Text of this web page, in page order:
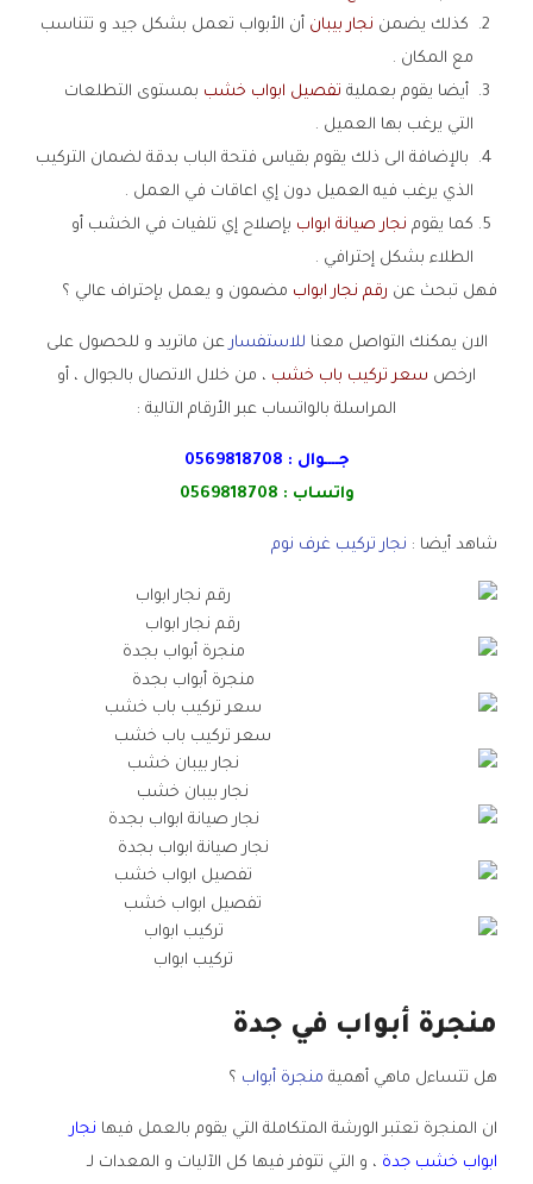
كذلك يضمن نجار بيبان أن الأبواب تعمل بشكل جيد و تتناسب
مع المكان .
أيضا يقوم بعملية تفصيل ابواب خشب بمستوى التطلعات
التي يرغب بها العميل .
بالإضافة الى ذلك يقوم بقياس فتحة الباب بدقة لضمان التركيب
الذي يرغب فيه العميل دون إي اعاقات في العمل .
كما يقوم نجار صيانة ابواب بإصلاح إي تلفيات في الخشب أو
الطلاء بشكل إحترافي .
فهل تبحث عن رقم نجار ابواب مضمون و يعمل بإحتراف عالي ؟
الان يمكنك التواصل معنا للاستفسارعن ماتريد و للحصول على
ارخص سعر تركيب باب خشب ، من خلال الاتصال بالجوال ، أو
المراسلة بالواتساب عبر الأرقام التالية :
جــــوال : 0569818708
واتساب :
شاهد أيضا : نجار تركيب غرف نوم
رقم نجار ابواب
منجرة أبواب بجدة
سعر تركيب باب خشب
نجار بيبان خشب
نجار صيانة ابواب بجدة
تفصيل ابواب خشب
تركيب ابواب
منجرة أبواب في جدة
هل تتساءل ماهي أهمية منجرة أبواب ؟
ان المنجرة تعتبر الورشة المتكاملة التي يقوم بالعمل فيها نجار
ابواب خشب جدة ، و التي تتوفر فيها كل الآليات و المعدات لـ